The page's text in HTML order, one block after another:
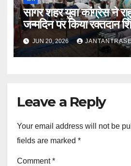
सागर शहर युवा कांग्रेस ने
जन्मदिन पर किया रक्तदान
JUN 20, 2026
Leave a Reply
Your email address will not be
fields are marked *
Comment*